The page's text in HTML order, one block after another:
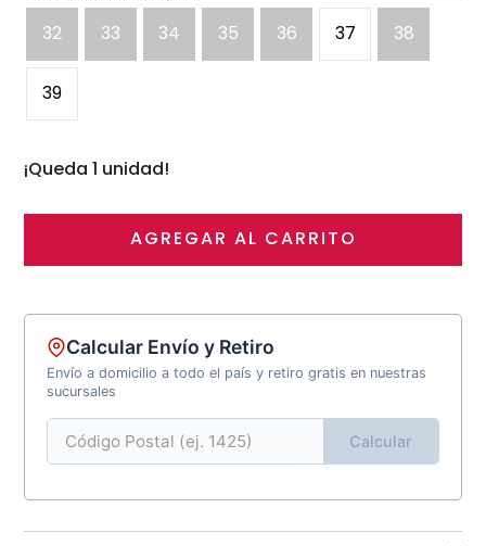
32 33 34 35 36 37 38
39
¡Queda 1 unidad!
AGREGAR AL CARRITO
Calcular Envío y Retiro
Envío a domicilio a todo el país y retiro gratis en nuestras
sucursales
Calcular